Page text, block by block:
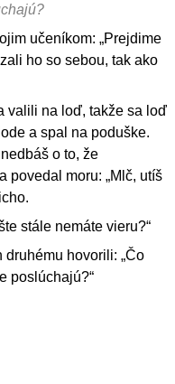
učeníkom: „Prejdime
ho so sebou, tak ako
valili na loď, takže sa loď
a spal na poduške.
o to, že
povedal moru: „Mlč, utíš
stále nemáte vieru?“
hovorili: „Čo
poslúchajú?“